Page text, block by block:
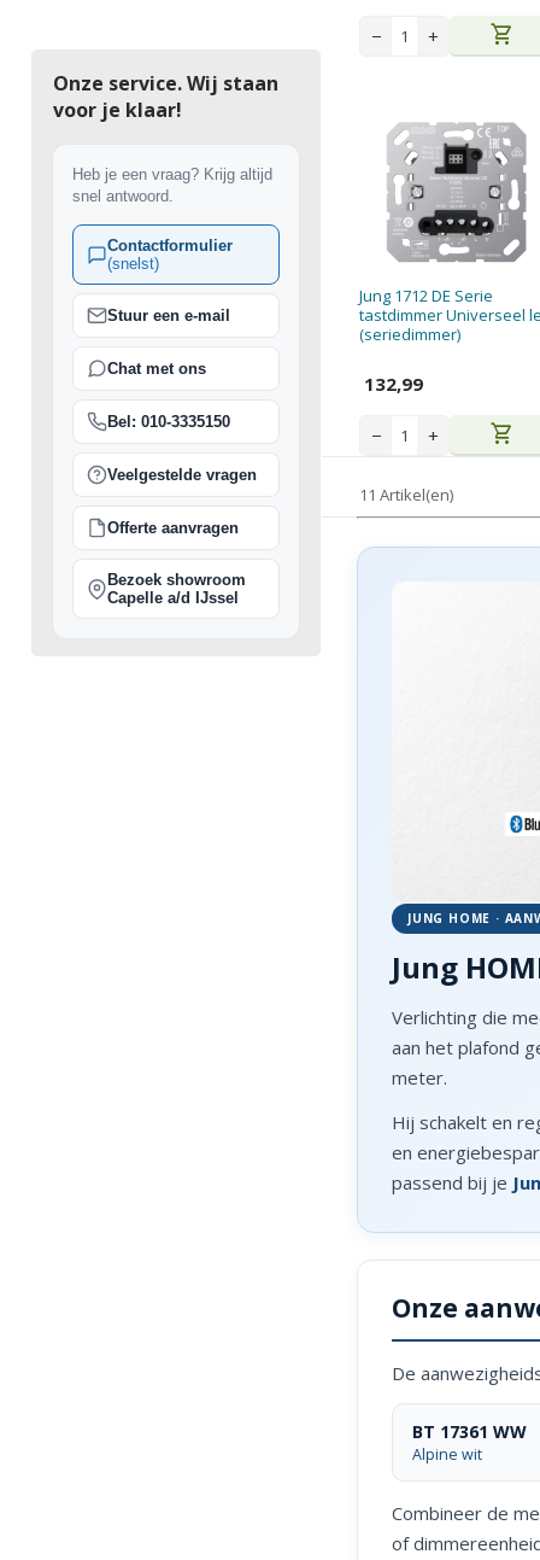
− + shopping_cart
Jung 1712 DE Serie
tastdimmer Universeel
(seriedimmer)
132,99
− + shopping_cart
11 Artikel(en)
JUNG HOME ·
Jung
Verlichting die
aan het plafond
meter.
Hij schakelt en
en
passend bij je
Onze
De
BT 17361 WW
Alpine wit
Combineer de
of
Onze service. Wij staan
voor je klaar!
Heb je een vraag? Krijg altijd
snel antwoord.
Contactformulier
(snelst)
Stuur een e-mail
Chat met ons
Bel: 010-3335150
Veelgestelde vragen
Offerte aanvragen
Bezoek showroom
Capelle a/d IJssel